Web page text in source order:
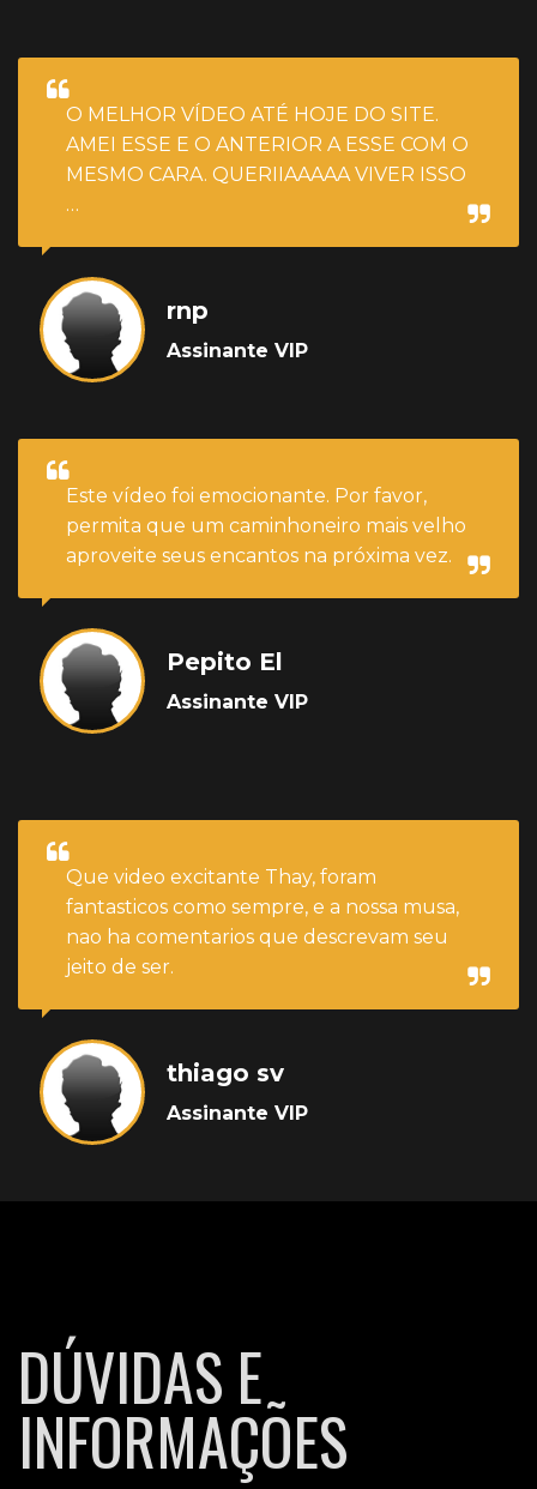
O MELHOR VÍDEO ATÉ HOJE DO SITE.
AMEI ESSE E O ANTERIOR A ESSE COM O
MESMO CARA. QUERIIAAAAA VIVER ISSO
…
rnp
Assinante VIP
Este vídeo foi emocionante. Por favor,
permita que um caminhoneiro mais velho
aproveite seus encantos na próxima vez.
Pepito El
Assinante VIP
Que video excitante Thay, foram
fantasticos como sempre, e a nossa musa,
nao ha comentarios que descrevam seu
jeito de ser.
thiago sv
Assinante VIP
DÚVIDAS E
INFORMAÇÕES